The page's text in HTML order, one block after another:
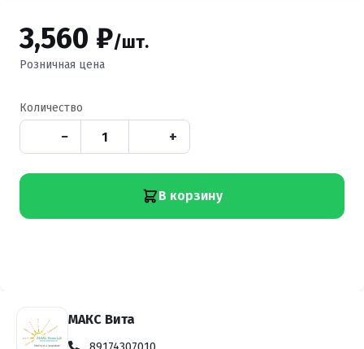
3,560 ₽/шт.
Розничная цена
Количество
− +
В корзину
МАКС Вита